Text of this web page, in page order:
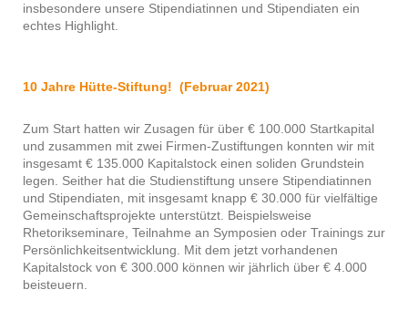
insbesondere unsere Stipendiatinnen und Stipendiaten ein
echtes Highlight.
10 Jahre Hütte-Stiftung! (Februar 2021)
Zum Start hatten wir Zusagen für über € 100.000 Startkapital
und zusammen mit zwei Firmen-Zustiftungen konnten wir mit
insgesamt € 135.000 Kapitalstock einen soliden Grundstein
legen. Seither hat die Studienstiftung unsere Stipendiatinnen
und Stipendiaten, mit insgesamt knapp € 30.000 für vielfältige
Gemeinschaftsprojekte unterstützt. Beispielsweise
Rhetorikseminare, Teilnahme an Symposien oder Trainings zur
Persönlichkeitsentwicklung. Mit dem jetzt vorhandenen
Kapitalstock von € 300.000 können wir jährlich über € 4.000
beisteuern.